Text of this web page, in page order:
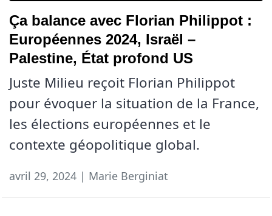
Ça balance avec Florian Philippot :
Européennes 2024, Israël –
Palestine, État profond US
Juste Milieu reçoit Florian Philippot
pour évoquer la situation de la France,
les élections européennes et le
contexte géopolitique global.
avril 29, 2024 | Marie Berginiat